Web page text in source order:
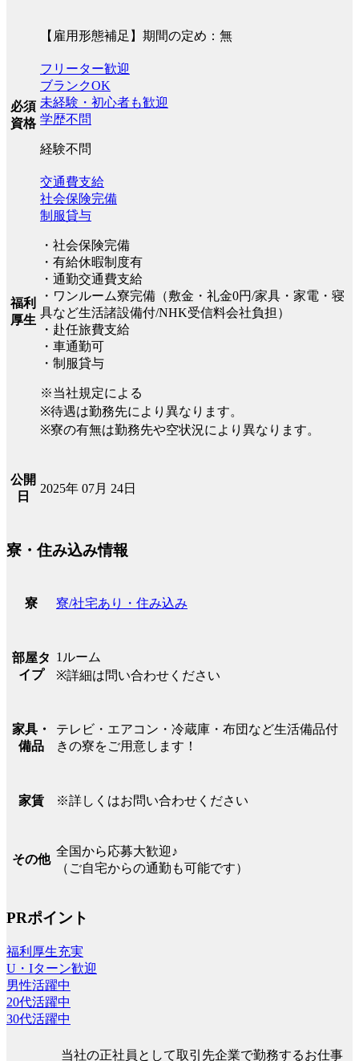
【雇用形態補足】期間の定め：無
必須
資格
フリーター歓迎
ブランクOK
未経験・初心者も歓迎
学歴不問
経験不問
福利
厚生
交通費支給
社会保険完備
制服貸与
・社会保険完備
・有給休暇制度有
・通勤交通費支給
・ワンルーム寮完備（敷金・礼金0円/家具・家電・寝
具など生活諸設備付/NHK受信料会社負担）
・赴任旅費支給
・車通勤可
・制服貸与
※当社規定による
※待遇は勤務先により異なります。
※寮の有無は勤務先や空状況により異なります。
公開
日
2025年 07月 24日
寮・住み込み情報
寮 寮/社宅あり・住み込み
部屋タ
イプ
1ルーム
※詳細は問い合わせください
家具・
備品
テレビ・エアコン・冷蔵庫・布団など生活備品付
きの寮をご用意します！
家賃 ※詳しくはお問い合わせください
その他
全国から応募大歓迎♪
（ご自宅からの通勤も可能です）
PRポイント
福利厚生充実
U・Iターン歓迎
男性活躍中
20代活躍中
30代活躍中
当社の正社員として取引先企業で勤務するお仕事